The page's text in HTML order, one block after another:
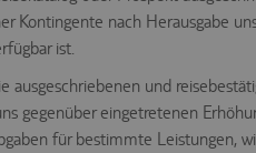
Kontingente nach Herausgabe
ist.
ausgeschriebenen und
gegenüber eingetretenen
für bestimmte Leistungen,